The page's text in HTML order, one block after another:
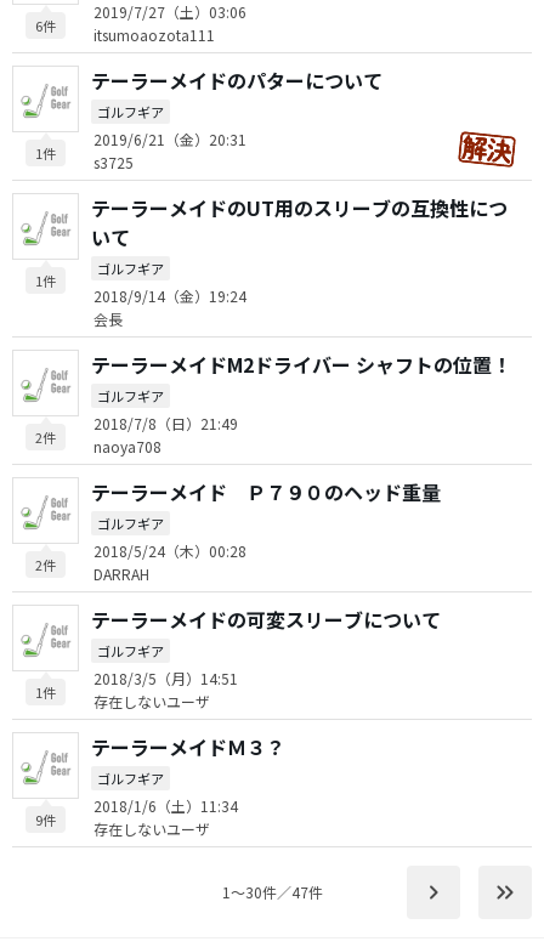
6件
2019/7/27（土）03:06
itsumoaozota111
1件
テーラーメイドのパターについて
ゴルフギア
2019/6/21（金）20:31
s3725
1件
テーラーメイドのUT用のスリーブの互換性につ
いて
ゴルフギア
2018/9/14（金）19:24
会長
2件
テーラーメイドM2ドライバー シャフトの位置！
ゴルフギア
2018/7/8（日）21:49
naoya708
2件
テーラーメイド Ｐ７９０のヘッド重量
ゴルフギア
2018/5/24（木）00:28
DARRAH
1件
テーラーメイドの可変スリーブについて
ゴルフギア
2018/3/5（月）14:51
存在しないユーザ
9件
テーラーメイドＭ３？
ゴルフギア
2018/1/6（土）11:34
存在しないユーザ
1〜30件／47件 keyboard_arrow_right keyboard_double_arrow_right